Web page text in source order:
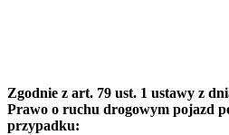
Zgodnie z art. 79 ust. 1 ustawy z
Prawo o ruchu drogowym pojazd
przypadku: